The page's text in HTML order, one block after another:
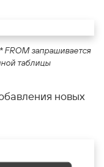
запрашивается
таблицы
новых